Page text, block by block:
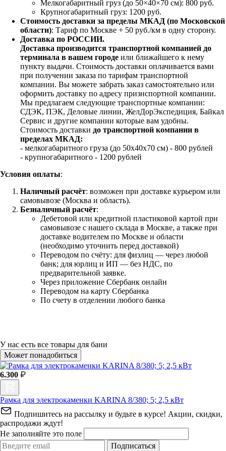
Мелкогабаритный груз (до 50×40×70 см): 800 руб.
Крупногабаритный груз: 1200 руб.
Стоимость доставки за пределы МКАД (по Московской
области): Тариф по Москве + 50 руб./км в одну сторону.
Доставка по РОССИИ.
Доставка производится транспортной компанией до
терминала в вашем городе или ближайшего к нему
пункту выдачи. Стоимость доставки оплачивается вами
при получении заказа по тарифам транспортной
компании. Вы можете забрать заказ самостоятельно или
оформить доставку по адресу признспортной компании.
Мы предлагаем следующие транспортные компании:
СДЭК, ПЭК, Деловые линии, ЖелДорЭкспедиция, Байкал
Сервис и другие компании которые вам удобны.
Стоимость доставки до транспортной компании в
пределах МКАД:
- мелкогабаритного груза (до 50х40х70 см) - 800 рублей
- крупногабаритного - 1200 рублей
Условия оплаты:
Наличный расчёт: возможен при доставке курьером или
самовывозе (Москва и область).
Безналичный расчёт:
Дебетовой или кредитной пластиковой картой при
самовывозе с нашего склада в Москве, а также при
доставке водителем по Москве и области
(необходимо уточнить перед доставкой)
Переводом по счёту: для физлиц — через любой
банк; для юрлиц и ИП — без НДС, по
предварительной заявке.
Через приложение Сбербанк онлайн
Переводом на карту Сбербанка
По счету в отделении любого банка
У нас есть все товары для бани
Может понадобиться
6.300
Рамка для электрокаменки KARINA 8/380; 5; 2,5 кВт
Подпишитесь на рассылку и будьте в курсе! Акции, скидки,
распродажи ждут!
Не заполняйте это поле
Подписаться